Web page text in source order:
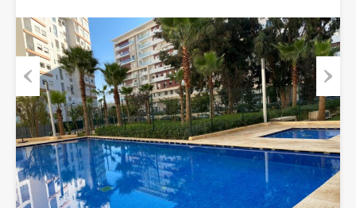
Previous Next